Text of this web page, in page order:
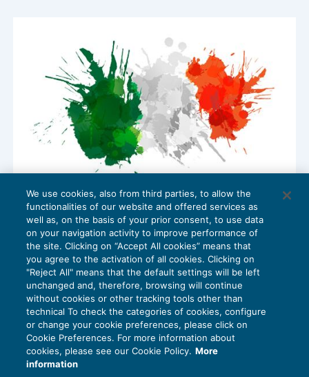
Country-by-Country Reporting
FISCALITÀ INTERNAZIONALE15/09/2017
diEVOLUTION
Privacy Policy
Cookie Policy
We use cookies, also from third parties, to allow the
functionalities of our website and offered services as
well as, on the basis of your prior consent, to use data
on your navigation activity to improve performance of
the site. Clicking on “Accept All cookies” means that
you agree to the activation of all cookies. Clicking on
"Reject All" means that the default settings will be left
unchanged and, therefore, browsing will continue
without cookies or other tracking tools other than
technical To check the categories of cookies, configure
or change your cookie preferences, please click on
Cookie Preferences. For more information about
cookies, please see our Cookie Policy. More
information